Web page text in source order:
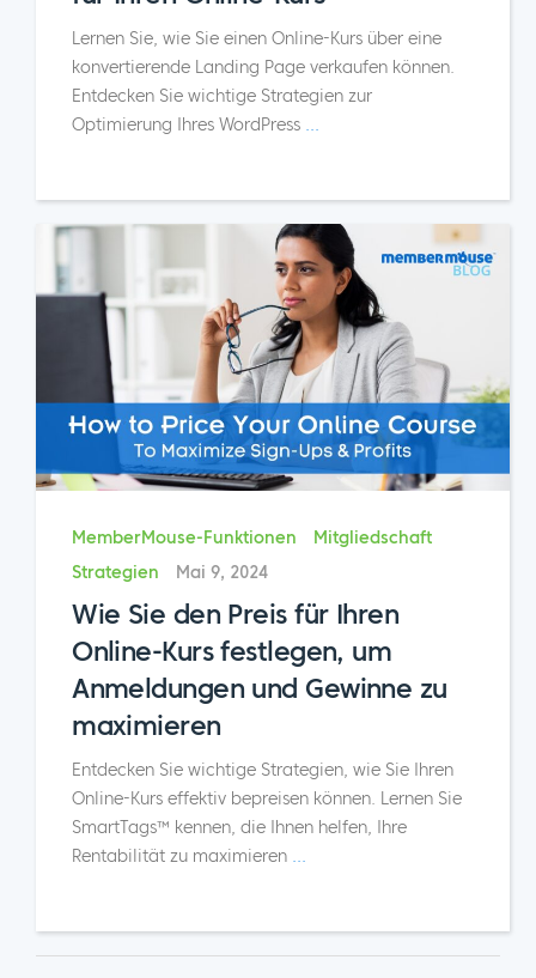
Lernen Sie, wie Sie einen Online-Kurs über eine
konvertierende Landing Page verkaufen können.
Entdecken Sie wichtige Strategien zur
Optimierung Ihres WordPress ...
MemberMouse-Funktionen
Mitgliedschaft
Strategien
Mai 9, 2024
Wie Sie den Preis für Ihren
Online-Kurs festlegen, um
Anmeldungen und Gewinne zu
maximieren
Entdecken Sie wichtige Strategien, wie Sie Ihren
Online-Kurs effektiv bepreisen können. Lernen Sie
SmartTags™ kennen, die Ihnen helfen, Ihre
Rentabilität zu maximieren ...